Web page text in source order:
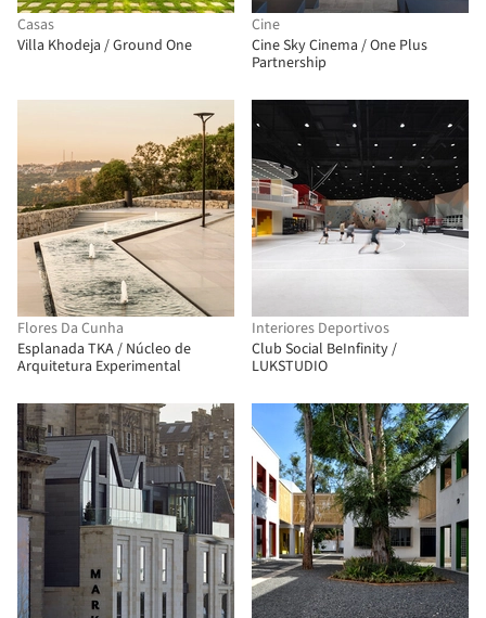
Casas
Villa Khodeja / Ground One
Cine
Cine Sky Cinema / One Plus
Partnership
Flores Da Cunha
Esplanada TKA / Núcleo de
Arquitetura Experimental
Interiores Deportivos
Club Social BeInfinity /
LUKSTUDIO